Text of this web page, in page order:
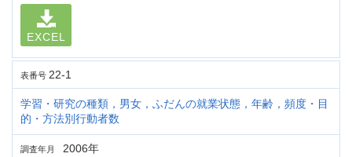
EXCEL
表番号 22-1
学習・研究の種類，男女，ふだんの就業状態，年齢，頻度・目
的・方法別行動者数
調査年月 2006年